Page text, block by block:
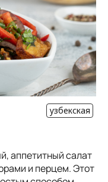
узбекская
аппетитный салат
и перцем. Этот